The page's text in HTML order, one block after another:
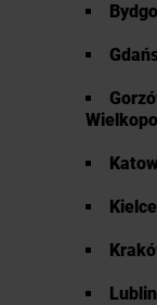
Kielce
Lublin